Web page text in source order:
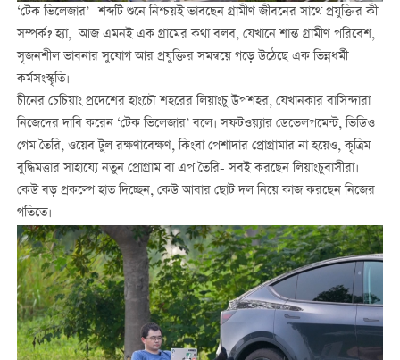
‘টেক ভিলেজার’- শব্দটি শুনে নিশ্চয়ই ভাবছেন গ্রামীণ জীবনের সাথে প্রযুক্তির কী
সম্পর্ক? হ্যা, আজ এমনই এক গ্রামের কথা বলব, যেখানে শান্ত গ্রামীণ পরিবেশ,
সৃজনশীল ভাবনার সুযোগ আর প্রযুক্তির সমন্বয়ে গড়ে উঠেছে এক ভিন্নধর্মী
কর্মসংস্কৃতি।
চীনের চেচিয়াং প্রদেশের হাংচৌ শহরের লিয়াংচু উপশহর, যেখানকার বাসিন্দারা
নিজেদের দাবি করেন ‘টেক ভিলেজার’ বলে। সফটওয়্যার ডেভেলপমেন্ট, ভিডিও
গেম তৈরি, ওয়েব টুল রক্ষণাবেক্ষণ, কিংবা পেশাদার প্রোগ্রামার না হয়েও, কৃত্রিম
বুদ্ধিমত্তার সাহায্যে নতুন প্রোগ্রাম বা এপ তৈরি- সবই করছেন লিয়াংচুবাসীরা।
কেউ বড় প্রকল্পে হাত দিচ্ছেন, কেউ আবার ছোট দল নিয়ে কাজ করছেন নিজের
গতিতে।